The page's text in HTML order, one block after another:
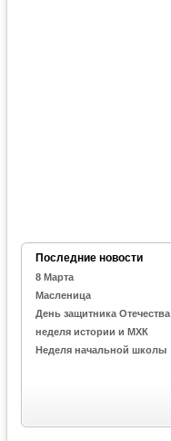
Последние новости
8 Марта
Масленица
День защитника Отечества
неделя истории и МХК
Неделя начальной школы